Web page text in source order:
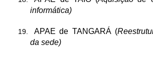
informática)
APAE de TANGARÁ (
da sede)